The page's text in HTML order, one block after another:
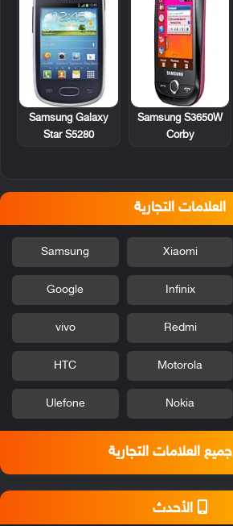
Samsung S3650W
Corby
Samsung Galaxy
Star S5280
العلامات التجارية
Xiaomi
Samsung
Infinix
Google
Redmi
vivo
Motorola
HTC
Nokia
Ulefone
جميع العلامات التجارية
الأحدث